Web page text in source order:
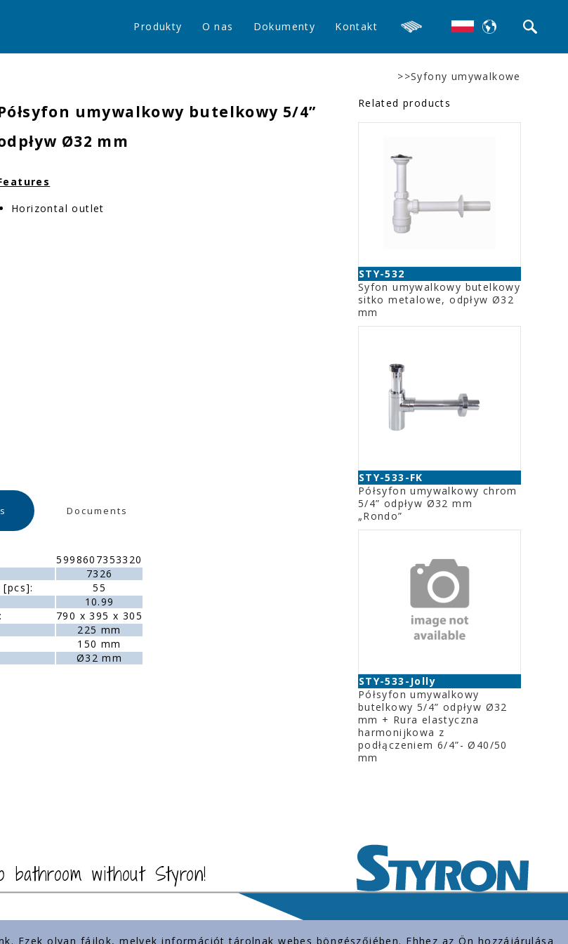
Produkty O nas Dokumenty Kontakt
>>Syfony umywalkowe
umywalkowy butelkowy 5/4”
Ø32 mm
Horizontal outlet
Documents
5998607353320
7326
55
10.99
790 x 395 x 305
225 mm
150 mm
Ø32 mm
Related products
STY-532
Syfon umywalkowy butelkowy
sitko metalowe, odpływ Ø32
mm
STY-533-FK
Półsyfon umywalkowy chrom
5/4” odpływ Ø32 mm
„Rondo”
STY-533-Jolly
Półsyfon umywalkowy
butelkowy 5/4” odpływ Ø32
mm + Rura elastyczna
harmonijkowa z
podłączeniem 6/4”- Ø40/50
mm
bathroom without Styron!
Ezek olyan fájlok, melyek információt tárolnak webes böngészőjében. Ehhez az Ön hozzájárulása